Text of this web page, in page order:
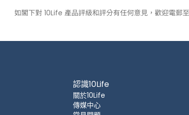
如閣下對 10Life 產品評級和評分有任何意見，歡迎電郵至
認識10Life
關於10Life
傳媒中心